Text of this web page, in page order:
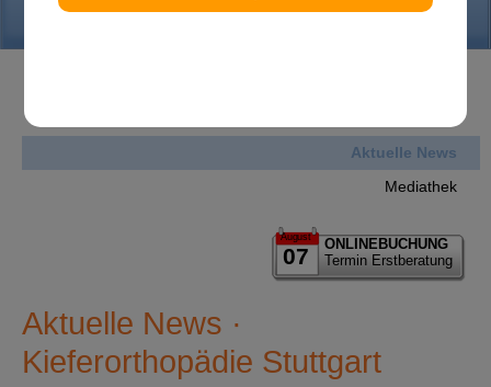
KONTAKT
Aktuelle News
Mediathek
August
07
ONLINEBUCHUNG
Termin Erstberatung
Aktuelle News ·
Kieferorthopädie Stuttgart